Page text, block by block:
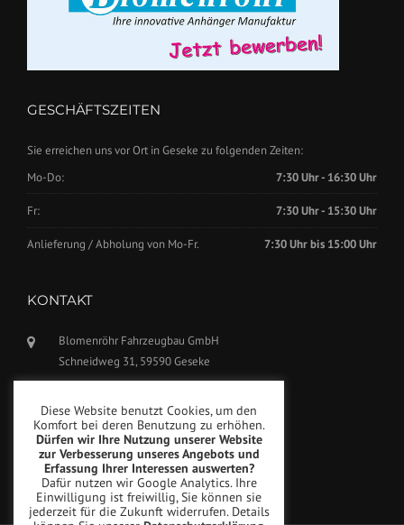
GESCHÄFTSZEITEN
Sie erreichen uns vor Ort in Geseke zu folgenden Zeiten:
Mo-Do:
7:30 Uhr - 16:30 Uhr
Fr: 7:30 Uhr - 15:30 Uhr
Anlieferung / Abholung von Mo-Fr. 7:30 Uhr bis 15:00 Uhr
KONTAKT
Blomenröhr Fahrzeugbau GmbH
Schneidweg 31, 59590 Geseke
Fax: +49(0)2942-5799777
info@blomenroehr.com
Diese Website benutzt Cookies, um den
Komfort bei deren Benutzung zu erhöhen.
Dürfen wir Ihre Nutzung unserer Website
zur Verbesserung unseres Angebots und
Erfassung Ihrer Interessen auswerten?
Dafür nutzen wir Google Analytics. Ihre
Einwilligung ist freiwillig, Sie können sie
jederzeit für die Zukunft widerrufen. Details